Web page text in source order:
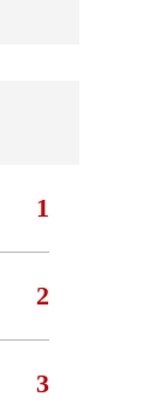
1
2
3